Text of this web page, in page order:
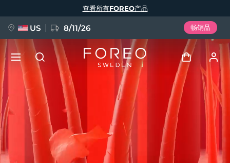
查看所有FOREO产品
US 8/11/26 畅销品
登录
用户信息
我的设备
新品
FAQ™ Pure Beauty-Tech Elixir
BREAKING NEWS
语言
English Deutsch
Español
Français
Italiano
Português